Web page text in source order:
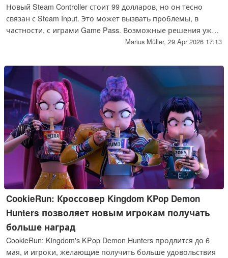
Новый Steam Controller стоит 99 долларов, но он тесно
связан с Steam Input. Это может вызвать проблемы, в
частности, с играми Game Pass. Возможные решения уже
Marius Müller, 29 Apr 2026 17:13
CookieRun: Кроссовер Kingdom KPop Demon
Hunters позволяет новым игрокам получать
больше наград
CookieRun: Kingdom's KPop Demon Hunters продлится до 6
мая, и игроки, желающие получить больше удовольствия